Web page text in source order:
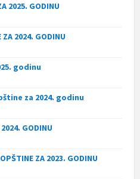
2025. GODINU
ZA 2024. GODINU
godinu
za 2024. godinu
GODINU
ZA 2023. GODINU